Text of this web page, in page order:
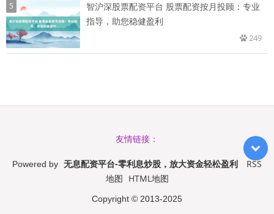
5
智沪深股票配资平台 股票配资按月投顾：专业
指导，助您稳健盈利
249
友情链接：
Powered by 无息配资平台-零利息炒股，放大资金轻松盈利
RSS
地图 HTML地图
Copyright © 2013-2025